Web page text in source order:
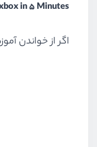
in 5 Minutes
اگر از خواندن